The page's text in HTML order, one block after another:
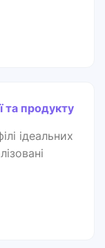
та продукту
ідеальних